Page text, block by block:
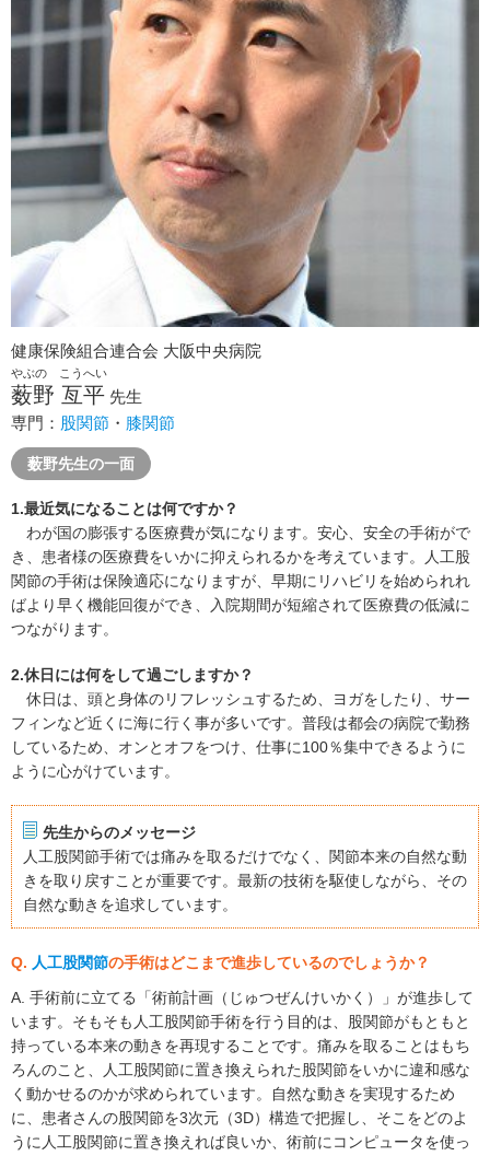
健康保険組合連合会 大阪中央病院
やぶの こうへい
薮野 亙平 先生
専門： 股関節 ・ 膝関節
薮野先生の一面
1.最近気になることは何ですか？
わが国の膨張する医療費が気になります。安心、安全の手術がで
き、患者様の医療費をいかに抑えられるかを考えています。人工股
関節の手術は保険適応になりますが、早期にリハビリを始められれ
ばより早く機能回復ができ、入院期間が短縮されて医療費の低減に
つながります。
2.休日には何をして過ごしますか？
休日は、頭と身体のリフレッシュするため、ヨガをしたり、サー
フィンなど近くに海に行く事が多いです。普段は都会の病院で勤務
しているため、オンとオフをつけ、仕事に100％集中できるように
ように心がけています。
先生からのメッセージ
人工股関節手術では痛みを取るだけでなく、関節本来の自然な動
きを取り戻すことが重要です。最新の技術を駆使しながら、その
自然な動きを追求しています。
Q. 人工股関節の手術はどこまで進歩しているのでしょうか？
A. 手術前に立てる「術前計画（じゅつぜんけいかく）」が進歩して
います。そもそも人工股関節手術を行う目的は、股関節がもともと
持っている本来の動きを再現することです。痛みを取ることはもち
ろんのこと、人工股関節に置き換えられた股関節をいかに違和感な
く動かせるのかが求められています。自然な動きを実現するため
に、患者さんの股関節を3次元（3D）構造で把握し、そこをどのよ
うに人工股関節に置き換えれば良いか、術前にコンピュータを使っ